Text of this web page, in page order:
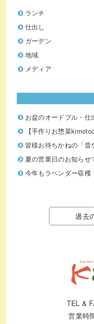
ランチ
仕出し
ガーデン
地域
メディア
お盆のオードブル・
【手作りお惣菜
皆様お待ちかねの「昔
夏の営業日のお知らせ
今年もラベンダー収穫
過去
TEL &
営業時